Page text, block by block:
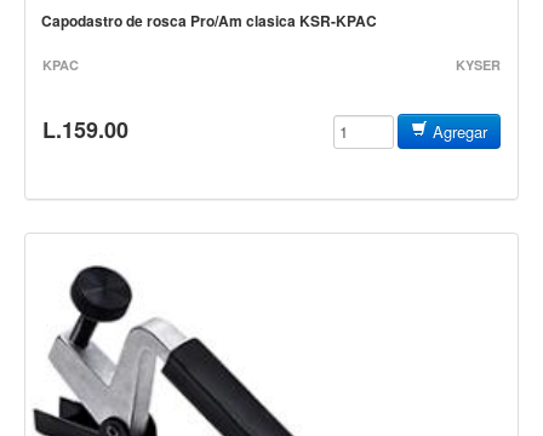
Teclado
Sintetizadores
Fundas
Accesorios
Arco
Violin
Viola
Capodastro de rosca Pro/Am clasica KSR-KPAC
KPAC KYSER
L.159.00 Agregar